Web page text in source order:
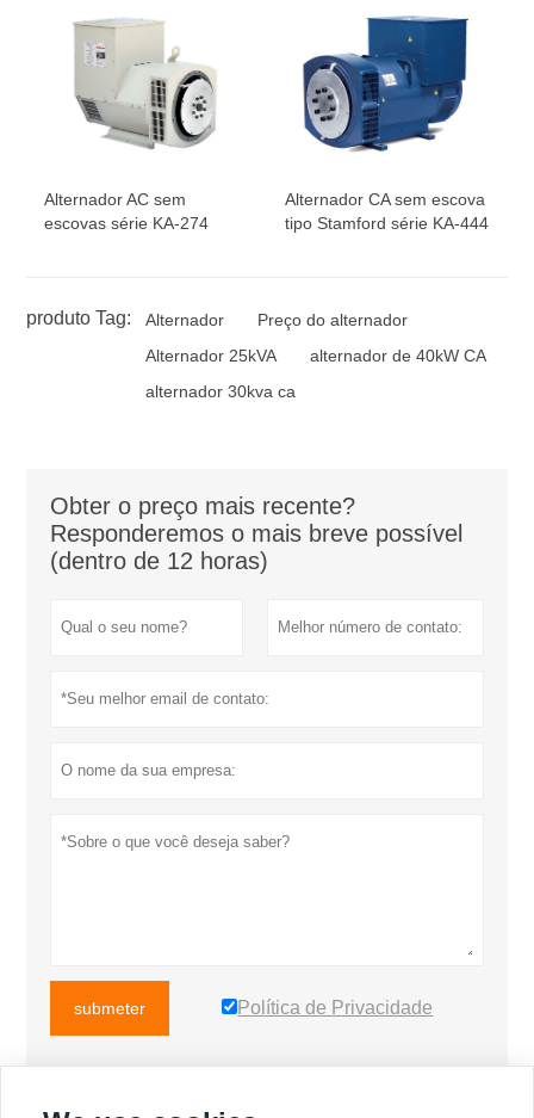
Alternador AC sem
escovas série KA-274
Alternador CA sem escova
tipo Stamford série KA-444
produto Tag: Alternador
Preço do alternador
Alternador 25kVA
alternador de 40kW CA
alternador 30kva ca
Obter o preço mais recente?
Responderemos o mais breve possível
(dentro de 12 horas)
submeter Política de Privacidade